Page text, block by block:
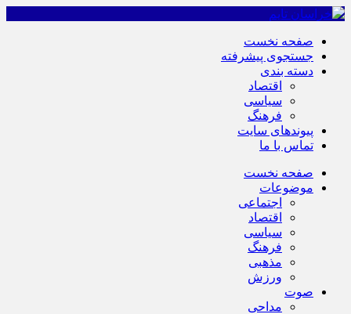
صفحه نخست
جستجوی پیشرفته
دسته بندی
اقتصاد
سیاسی
فرهنگ
پیوندهای سایت
تماس با ما
صفحه نخست
موضوعات
اجتماعی
اقتصاد
سیاسی
فرهنگ
مذهبی
ورزش
صوت
مداحی